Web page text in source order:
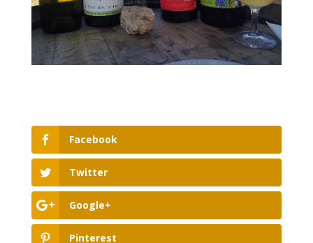
Facebook
Twitter
Google+
Pinterest